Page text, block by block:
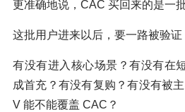
更准确地说，CAC 买回来的是一
这批用户进来以后，要一路被验证
有没有进入核心场景？有没有在
成首充？有没有复购？有没有被
V 能不能覆盖 CAC？